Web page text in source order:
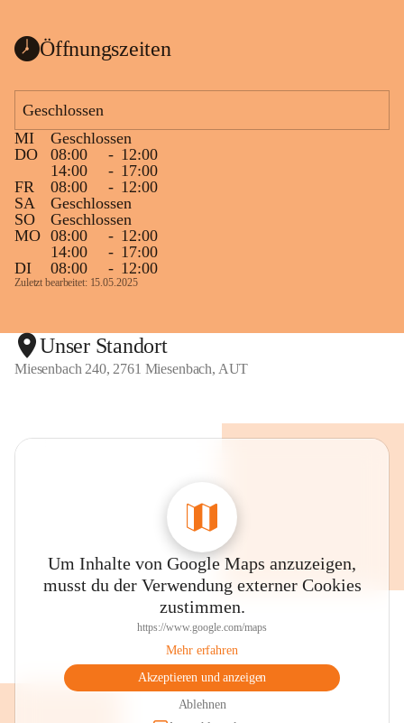
Öffnungszeiten
Geschlossen
MI
Geschlossen
DO
08:00 - 12:00
14:00
- 17:00
FR
08:00 - 12:00
SA
Geschlossen
SO
Geschlossen
MO 08:00 - 12:00
14:00
- 17:00
DI
08:00 - 12:00
Zuletzt bearbeitet: 15.05.2025
Unser Standort
Miesenbach 240, 2761 Miesenbach, AUT
Um Inhalte von Google Maps anzuzeigen,
musst du der Verwendung externer Cookies
zustimmen.
https://www.google.com/maps
Mehr erfahren
Akzeptieren und anzeigen
Ablehnen